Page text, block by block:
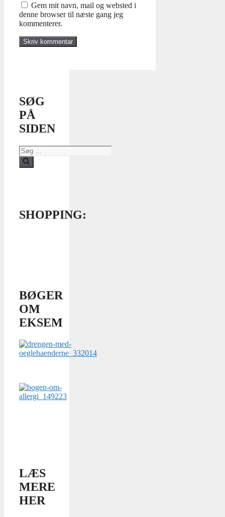
Gem mit navn, mail og websted i
denne browser til næste gang jeg
kommenterer.
SØG
PÅ
SIDEN
Søg
efter:
SHOPPING:
BØGER
OM
EKSEM
LÆS
MERE
HER